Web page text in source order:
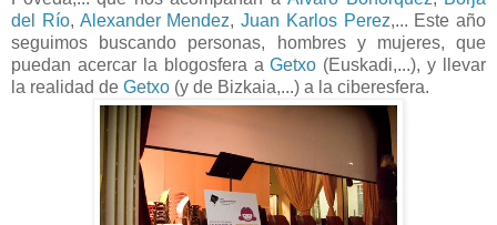
del Río, Alexander Mendez, Juan Karlos Perez,... Este año
seguimos buscando personas, hombres y mujeres, que
puedan acercar la blogosfera aGetxo (Euskadi,...), y llevar
la realidad de Getxo (y de Bizkaia,...) a la ciberesfera.